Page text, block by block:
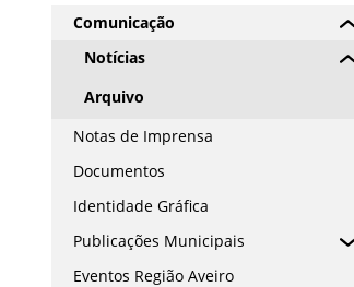
Comunicação
Notícias
Arquivo
Notas de Imprensa
Documentos
Identidade Gráfica
Publicações Municipais
Eventos Região Aveiro